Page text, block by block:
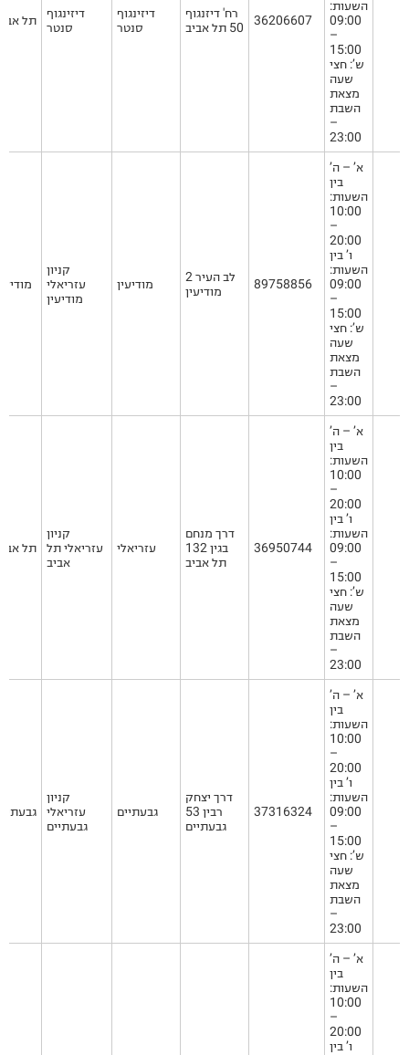
תל
דיזינגוף
סנטר
דיזינגוף
סנטר
רח' דיזנגוף
50 תל אביב
36206607
השעות:
09:00
–
15:00
ש’: חצי
שעה
מצאת
השבת
–
23:00
קניון
עזריאלי
מודיעין
מודיעין
לב העיר 2
מודיעין
89758856
א’ – ה’
בין
השעות:
10:00
–
20:00
ו’ בין
השעות:
09:00
–
15:00
ש’: חצי
שעה
מצאת
השבת
–
23:00
תל
קניון
עזריאלי תל
אביב
עזריאלי
דרך מנחם
בגין 132
תל אביב
36950744
א’ – ה’
בין
השעות:
10:00
–
20:00
ו’ בין
השעות:
09:00
–
15:00
ש’: חצי
שעה
מצאת
השבת
–
23:00
קניון
עזריאלי
גבעתיים
גבעתיים
דרך יצחק
רבין 53
גבעתיים
37316324
א’ – ה’
בין
השעות:
10:00
–
20:00
ו’ בין
השעות:
09:00
–
15:00
ש’: חצי
שעה
מצאת
השבת
–
23:00
א’ – ה’
בין
השעות:
10:00
–
20:00
ו’ בין